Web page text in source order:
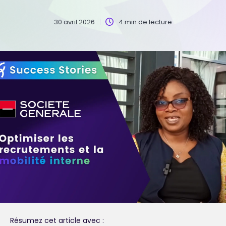
30 avril 2026 4 min de lecture
Résumez cet article avec :